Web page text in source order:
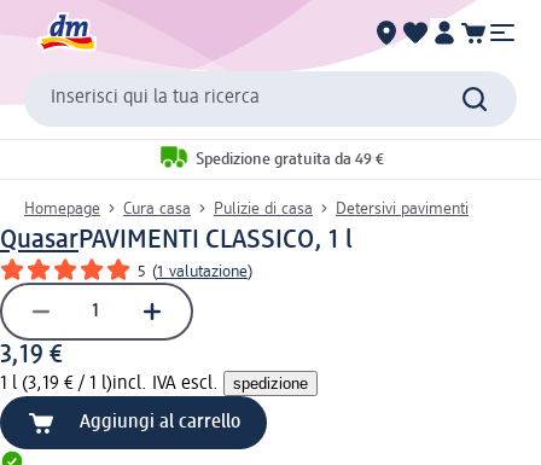
Inserisci qui la tua ricerca
Spedizione gratuita da 49 €
Homepage Cura casa Pulizie di casa Detersivi pavimenti
QuasarPAVIMENTI CLASSICO, 1 l
5 (1 valutazione)
3,19 €
1 l (3,19 € / 1 l)incl. IVA escl. spedizione
Aggiungi al carrello